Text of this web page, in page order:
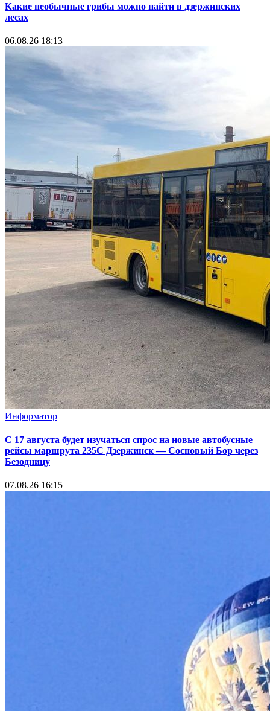
Какие необычные грибы можно найти в дзержинских
лесах
06.08.26 18:13
Информатор
С 17 августа будет изучаться спрос на новые автобусные
рейсы маршрута 235С Дзержинск — Сосновый Бор через
Безодницу
07.08.26 16:15